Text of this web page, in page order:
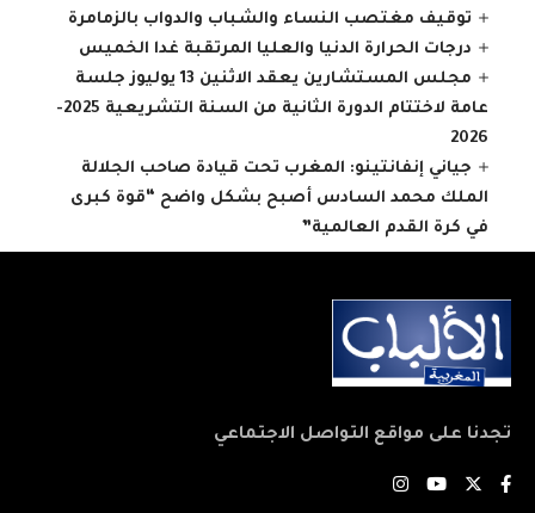
توقيف مغتصب النساء والشباب والدواب بالزمامرة
درجات الحرارة الدنيا والعليا المرتقبة غدا الخميس
مجلس المستشارين يعقد الاثنين 13 يوليوز جلسة
عامة لاختتام الدورة الثانية من السنة التشريعية 2025-
2026
جياني إنفانتينو: المغرب تحت قيادة صاحب الجلالة
الملك محمد السادس أصبح بشكل واضح “قوة كبرى
في كرة القدم العالمية”
تجدنا على مواقع التواصل الاجتماعي